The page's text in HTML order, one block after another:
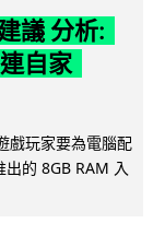
議 分析:
自家
戲玩家要為電腦配
的 8GB RAM 入